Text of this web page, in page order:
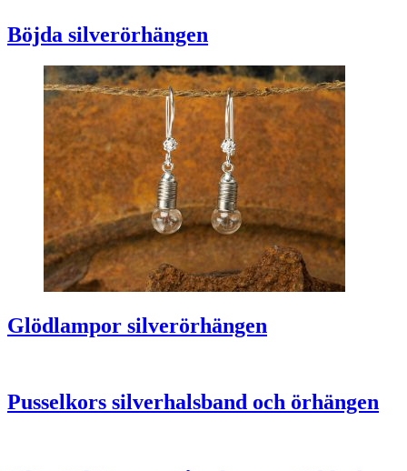
Böjda silverörhängen
Glödlampor silverörhängen
Pusselkors silverhalsband och örhängen